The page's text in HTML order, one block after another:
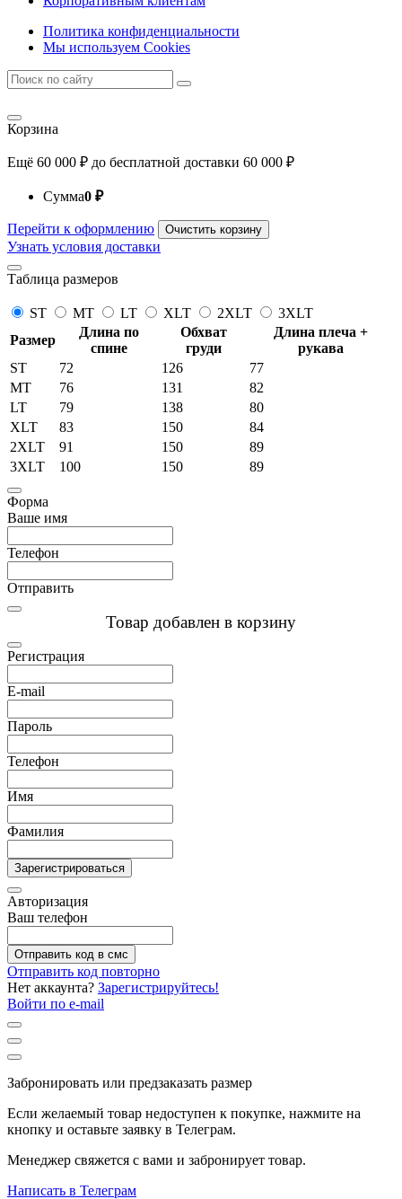
Политика конфиденциальности
Мы используем Cookies
Корзина
Ещё 60 000 ₽ до бесплатной доставки 60 000 ₽
Сумма0 ₽
Перейти к оформлению Очистить корзину
Узнать условия доставки
Таблица размеров
ST MT LT XLT 2XLT
3XLT
Размер
Длина по
спине
Обхват
груди
Длина плеча +
рукава
ST
72 126
77
MT
76 131
82
LT
79 138
80
XLT
83 150
84
2XLT
91 150
89
3XLT
100 150 89
Форма
Ваше имя
Телефон
Отправить
Товар добавлен в корзину
Регистрация
E-mail
Пароль
Телефон
Имя
Фамилия
Зарегистрироваться
Авторизация
Ваш телефон
Отправить код в смс
Отправить код повторно
Нет аккаунта? Зарегистрируйтесь!
Войти по e-mail
Забронировать или предзаказать размер
Если желаемый товар недоступен к покупке, нажмите на
кнопку и оставьте заявку в Телеграм.
Менеджер свяжется с вами и забронирует товар.
Написать в Телеграм